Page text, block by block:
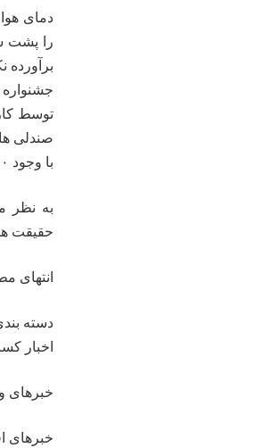
را پشت
توسط
صندلی
با وجود ۱۰-۱۵ مخاطب برگزار شد.
به نظر
حقیقت
انتهای
دسته
اخبار
خبرهای
خبرهای